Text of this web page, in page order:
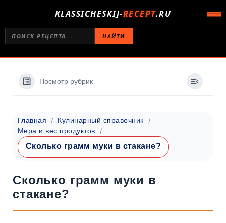
KLASSICHESKIJ-RECEPT.RU
НАЙТИ
Посмотр рубрик
Главная
Кулинарный справочник
Мера и вес продуктов
Сколько грамм муки в стакане?
Сколько грамм муки в
стакане?